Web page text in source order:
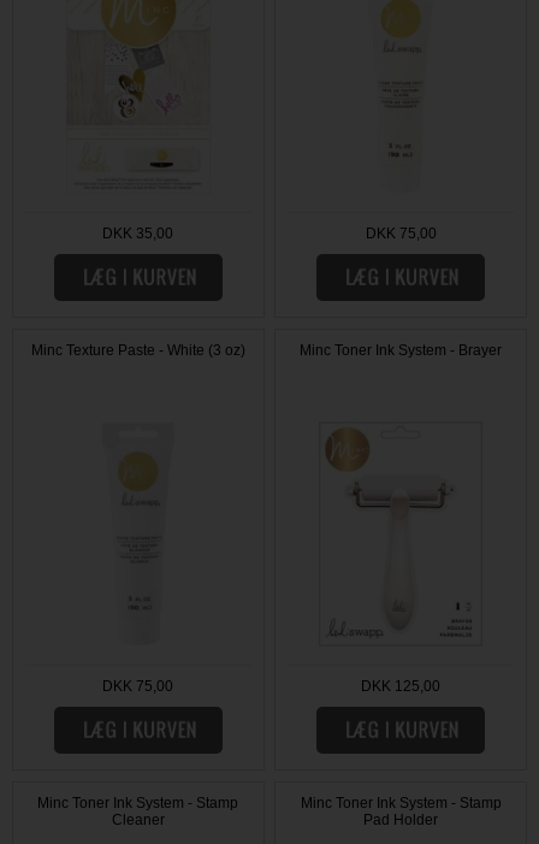
DKK 35,00 DKK 75,00
Minc Texture Paste - White (3 oz)
DKK 75,00
Minc Toner Ink System - Brayer
DKK 125,00
Minc Toner Ink System - Stamp
Cleaner
Minc Toner Ink System - Stamp
Pad Holder